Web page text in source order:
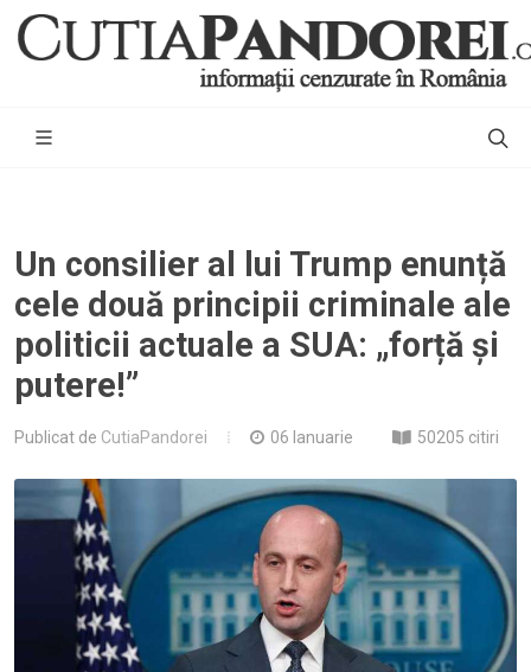
Un consilier al lui Trump enunță
cele două principii criminale ale
politicii actuale a SUA: „forță și
putere!”
Publicat de CutiaPandorei 06 Ianuarie 50205 citiri